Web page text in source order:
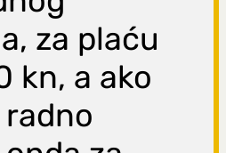
za plaću
kn, a ako